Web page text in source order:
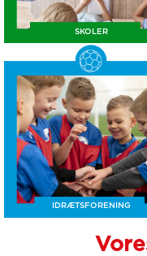
SKOLER
IDRÆTSFORENING